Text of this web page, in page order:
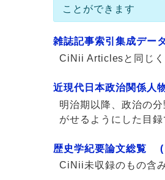
ことができます
雑誌記事索引集成デー
CiNii Articlesと同じく
近現代日本政治関係人
明治期以降、政治の
がせるようにした目録
歴史学紀要論文総覧 (
CiNii未収録のもの含